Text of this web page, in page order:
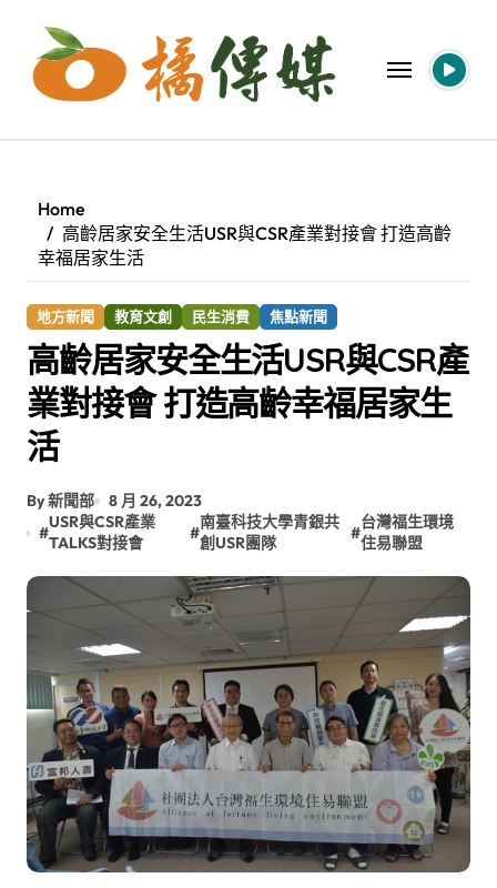
content
Home
高齡居家安全生活USR與CSR產業對接會 打造高齡
幸福居家生活
地方新聞 教育文創 民生消費 焦點新聞
高齡居家安全生活USR與CSR產
業對接會 打造高齡幸福居家生
活
By 新聞部
8 月 26, 2023
#
USR與CSR產業
TALKS對接會
#
南臺科技大學青銀共
創USR團隊
#
台灣福生環境
住易聯盟